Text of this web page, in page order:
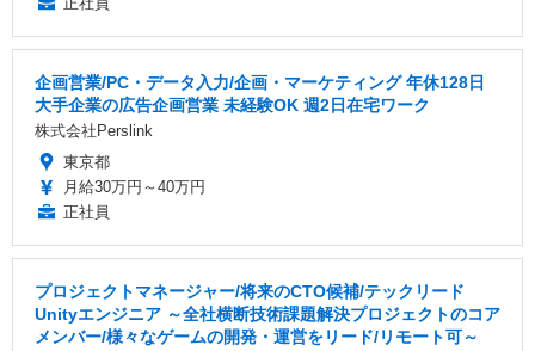
企画営業/PC・データ入力/企画・マーケティング 年休128日
大手企業の広告企画営業 未経験OK 週2日在宅ワーク
株式会社Perslink
東京都
月給30万円～40万円
正社員
プロジェクトマネージャー/将来のCTO候補/テックリード
Unityエンジニア ～全社横断技術課題解決プロジェクトのコア
メンバー/様々なゲームの開発・運営をリード/リモート可～